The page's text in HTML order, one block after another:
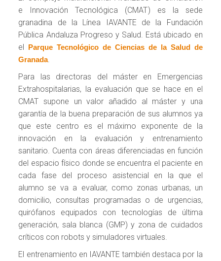
e Innovación Tecnológica (CMAT) es la sede
granadina de la Línea IAVANTE de la Fundación
Pública Andaluza Progreso y Salud. Está ubicado en
el Parque Tecnológico de Ciencias de la Salud de
Granada.
Para las directoras del máster en Emergencias
Extrahospitalarias, la evaluación que se hace en el
CMAT supone un valor añadido al máster y una
garantía de la buena preparación de sus alumnos ya
que este centro es el máximo exponente de la
innovación en la evaluación y entrenamiento
sanitario. Cuenta con áreas diferenciadas en función
del espacio físico donde se encuentra el paciente en
cada fase del proceso asistencial en la que el
alumno se va a evaluar, como zonas urbanas, un
domicilio, consultas programadas o de urgencias,
quirófanos equipados con tecnologías de última
generación, sala blanca (GMP) y zona de cuidados
críticos con robots y simuladores virtuales.
El entrenamiento en IAVANTE también destaca por la